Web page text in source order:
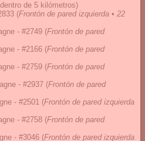
de 5 kilómetros)
(Frontón de pared izquierda • 22
- #2749 (Frontón de pared
- #2166 (Frontón de pared
- #2759 (Frontón de pared
- #2937 (Frontón de pared
- #2501 (Frontón de pared izquierda
- #2758 (Frontón de pared
- #3046 (Frontón de pared izquierda